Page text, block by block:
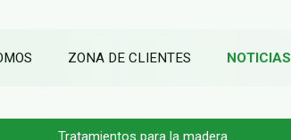
ZONA DE CLIENTES NOTICIAS
Tratamientos para la madera